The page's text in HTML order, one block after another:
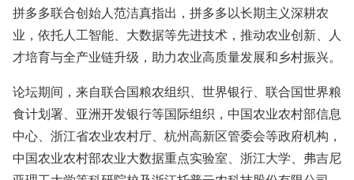
拼多多联合创始人范洁真指出，拼多多以长期主义深耕农
业，依托人工智能、大数据等先进技术，推动农业创新、人
才培育与全产业链升级，助力农业高质量发展和乡村振兴。
论坛期间，来自联合国粮农组织、世界银行、联合国世界粮
食计划署、亚洲开发银行等国际组织，中国农业农村部信息
中心、浙江省农业农村厅、杭州高新区管委会等政府机构，
中国农业农村部农业大数据重点实验室、浙江大学、弗吉尼